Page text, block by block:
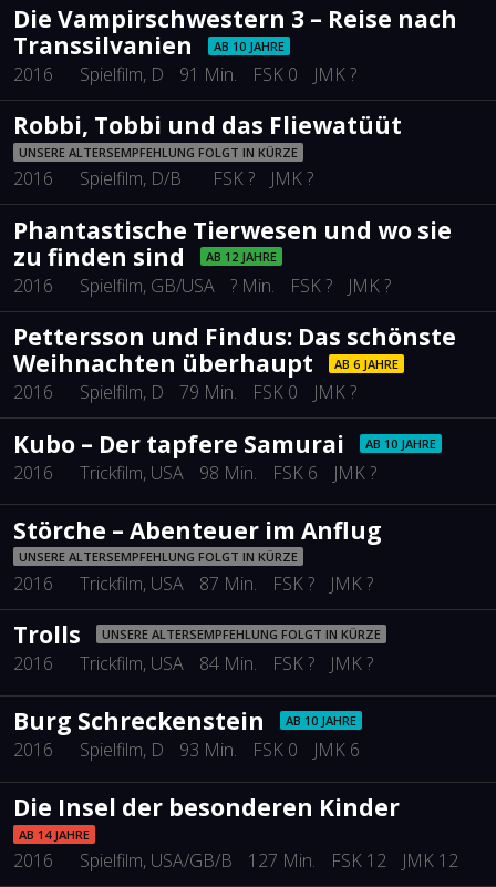
Die Vampirschwestern 3 – Reise nach
Transsilvanien
AB 10 JAHRE
2016 Spielfilm, D 91 Min. FSK 0 JMK ?
Robbi, Tobbi und das Fliewatüüt
UNSERE ALTERSEMPFEHLUNG FOLGT IN KÜRZE
2016 Spielfilm, D/B FSK ? JMK ?
Phantastische Tierwesen und wo sie
zu finden sind
AB 12 JAHRE
2016 Spielfilm, GB/USA ? Min. FSK ? JMK ?
Pettersson und Findus: Das schönste
Weihnachten überhaupt
AB 6 JAHRE
2016 Spielfilm, D 79 Min. FSK 0 JMK ?
Kubo – Der tapfere Samurai AB 10 JAHRE
2016 Trickfilm, USA 98 Min. FSK 6 JMK ?
Störche – Abenteuer im Anflug
UNSERE ALTERSEMPFEHLUNG FOLGT IN KÜRZE
2016 Trickfilm, USA 87 Min. FSK ? JMK ?
Trolls UNSERE ALTERSEMPFEHLUNG FOLGT IN KÜRZE
2016 Trickfilm, USA 84 Min. FSK ? JMK ?
Burg Schreckenstein AB 10 JAHRE
2016 Spielfilm, D 93 Min. FSK 0 JMK 6
Die Insel der besonderen Kinder
AB 14 JAHRE
2016 Spielfilm, USA/GB/B 127 Min. FSK 12 JMK 12